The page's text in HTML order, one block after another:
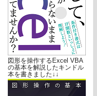
図形を操作するExcel VBA
の基本を解説したキンドル
本を書きました↓↓